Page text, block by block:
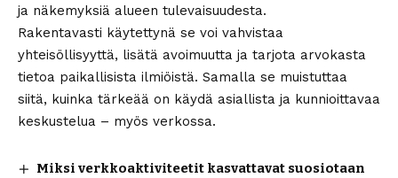
ja näkemyksiä alueen tulevaisuudesta.
Rakentavasti käytettynä se voi vahvistaa
yhteisöllisyyttä, lisätä avoimuutta ja tarjota arvokasta
tietoa paikallisista ilmiöistä. Samalla se muistuttaa
siitä, kuinka tärkeää on käydä asiallista ja kunnioittavaa
keskustelua – myös verkossa.
Miksi verkkoaktiviteetit kasvattavat suosiotaan